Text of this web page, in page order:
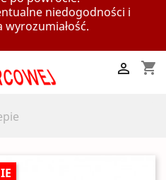
niedogodności i
wyrozumiałość.
shopping_cart
